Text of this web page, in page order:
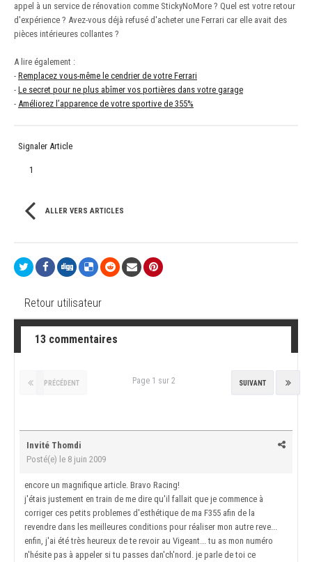
appel à un service de rénovation comme StickyNoMore ? Quel est votre retour
d'expérience ? Avez-vous déjà refusé d'acheter une Ferrari car elle avait des
pièces intérieures collantes ?
A lire également :
- Remplacez vous-même le cendrier de votre Ferrari
- Le secret pour ne plus abîmer vos portières dans votre garage
- Améliorez l’apparence de votre sportive de 355%
Signaler Article
1
ALLER VERS ARTICLES
Retour utilisateur
13 commentaires
PRÉCÉDENT SUIVANT
Page 1 sur 2
Invité Thomdi
Posté(e) le 8 juin 2009
encore un magnifique article. Bravo Racing!
j'étais justement en train de me dire qu'il fallait que je commence à
corriger ces petits problemes d'esthétique de ma F355 afin de la
revendre dans les meilleures conditions pour réaliser mon autre reve...
enfin, j'ai été très heureux de te revoir au Vigeant... tu as mon numéro
n'hésite pas à appeler si tu passes dan'ch'nord. je parle de toi ce